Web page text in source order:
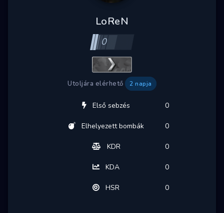
LoReN
0
Utoljára elérhető 2 napja
Első sebzés 0
Elhelyezett bombák 0
KDR 0
KDA 0
HSR 0